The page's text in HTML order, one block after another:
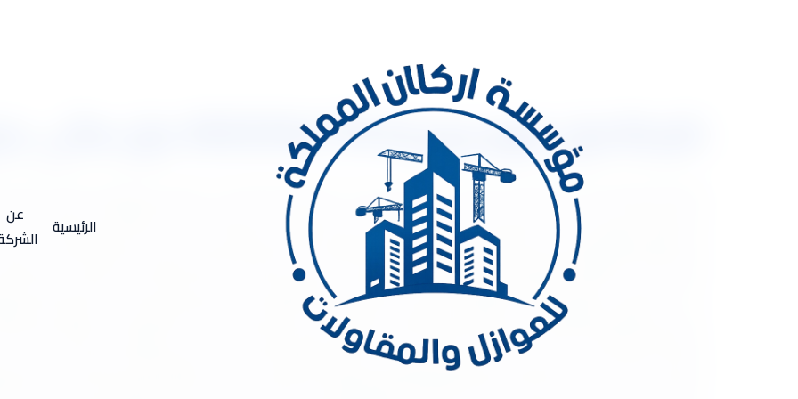
الرئيسية
عن
شركةعزل فوم ببريدة 0533334179 عزل مائى حرارى اتصل الان
شركةعزل فوم ببريدة 0533334179 عزل مائى حرارى اتصل الان شركةعزل فوم ببريدة .. شركه عزل فوم
أفضل شركه ببريدة لن تجد أقوى من شركه عزل فوم ببريدة، حيث اسم راقي في عالم عزل الفوم، بالإضافة إلى أنها من
تاريخ طويل وشهرة كبيرة في جميع أنحاء المملكة العربية السعودية وبالتالي فالشركة حصلت على ثقة جميع العملاء
بطرح مختلف المعلومات والمميزات والخدمات حول أقوى شركة عزل في المملكة العربية السعودية. أفضل شركه عزل فوم:
لا غنى عنها في المملكة العربية السعودية وتختلف بين العزل الحراري والعزل المائي، كما يوجد بها عزل الخزانات وعزل
على حدي وبالتالي فتقوم شركه عزل فوم ببريدة بتقديم جميع الخدمات السابق ذكرها بأقل الأسعار التي في متناول الجميع
المنافسة مع الشركات الأخرى كما تعتمد الشركة أيضا على ألإضل الفنيين المدربين على أعلى المستويات في إقامة تلك
فوم ببريدة بتقديم خدمات العزل المائي وهو مجموعة من الأعمال والخطوات التي من خلالها يمكننا أن نحافظ على المباني